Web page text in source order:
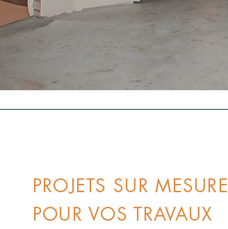
PROJETS SUR MESURE
POUR VOS TRAVAUX